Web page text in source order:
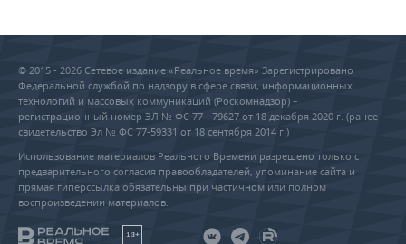
© 2015 - 2026 Сетевое издание «Реальное время» Зарегистрировано
Федеральной службой по надзору в сфере связи, информационных
технологий и массовых коммуникаций (Роскомнадзор) –
регистрационный номер ЭЛ № ФС 77 - 79627 от 18 декабря 2020 г. (ранее
свидетельство Эл № ФС 77-59331 от 18 сентября 2014 г.)
Использование материалов Реального Времени разрешено только с
предварительного согласия правообладателей, упоминание сайта и
прямая гиперссылка обязательны при частичном или полном
воспроизведении материалов.
18+